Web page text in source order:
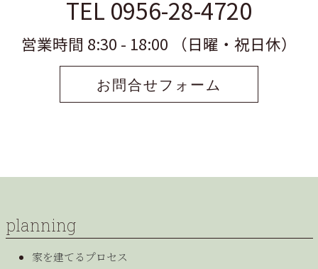
TEL 0956-28-4720
営業時間 8:30 - 18:00 （日曜・祝日休）
お問合せフォーム
planning
家を建てるプロセス